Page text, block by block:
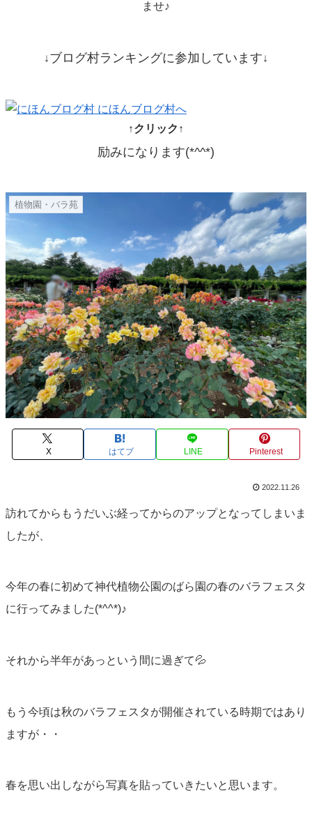
ませ♪
↓ブログ村ランキングに参加しています↓
↑クリック↑
励みになります(*^^*)
植物園・バラ苑
X はてブ LINE Pinterest
2022.11.26
訪れてからもうだいぶ経ってからのアップとなってしまいま
したが、
今年の春に初めて神代植物公園のばら園の春のバラフェスタ
に行ってみました(*^^*)♪
それから半年があっという間に過ぎて💦
もう今頃は秋のバラフェスタが開催されている時期ではあり
ますが・・
春を思い出しながら写真を貼っていきたいと思います。